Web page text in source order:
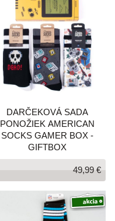
DARČEKOVÁ SADA
PONOŽIEK AMERICAN
SOCKS GAMER BOX -
GIFTBOX
49,99 €